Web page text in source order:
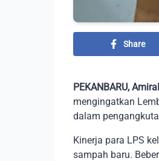
Share
PEKANBARU,
mengingatkan
dalam
Kinerja para LPS
sampah baru.